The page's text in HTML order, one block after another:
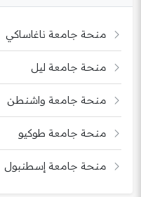
منحة جامعة ناغاساكي
منحة جامعة ليل
منحة جامعة واشنطن
منحة جامعة طوكيو
منحة جامعة إسطنبول